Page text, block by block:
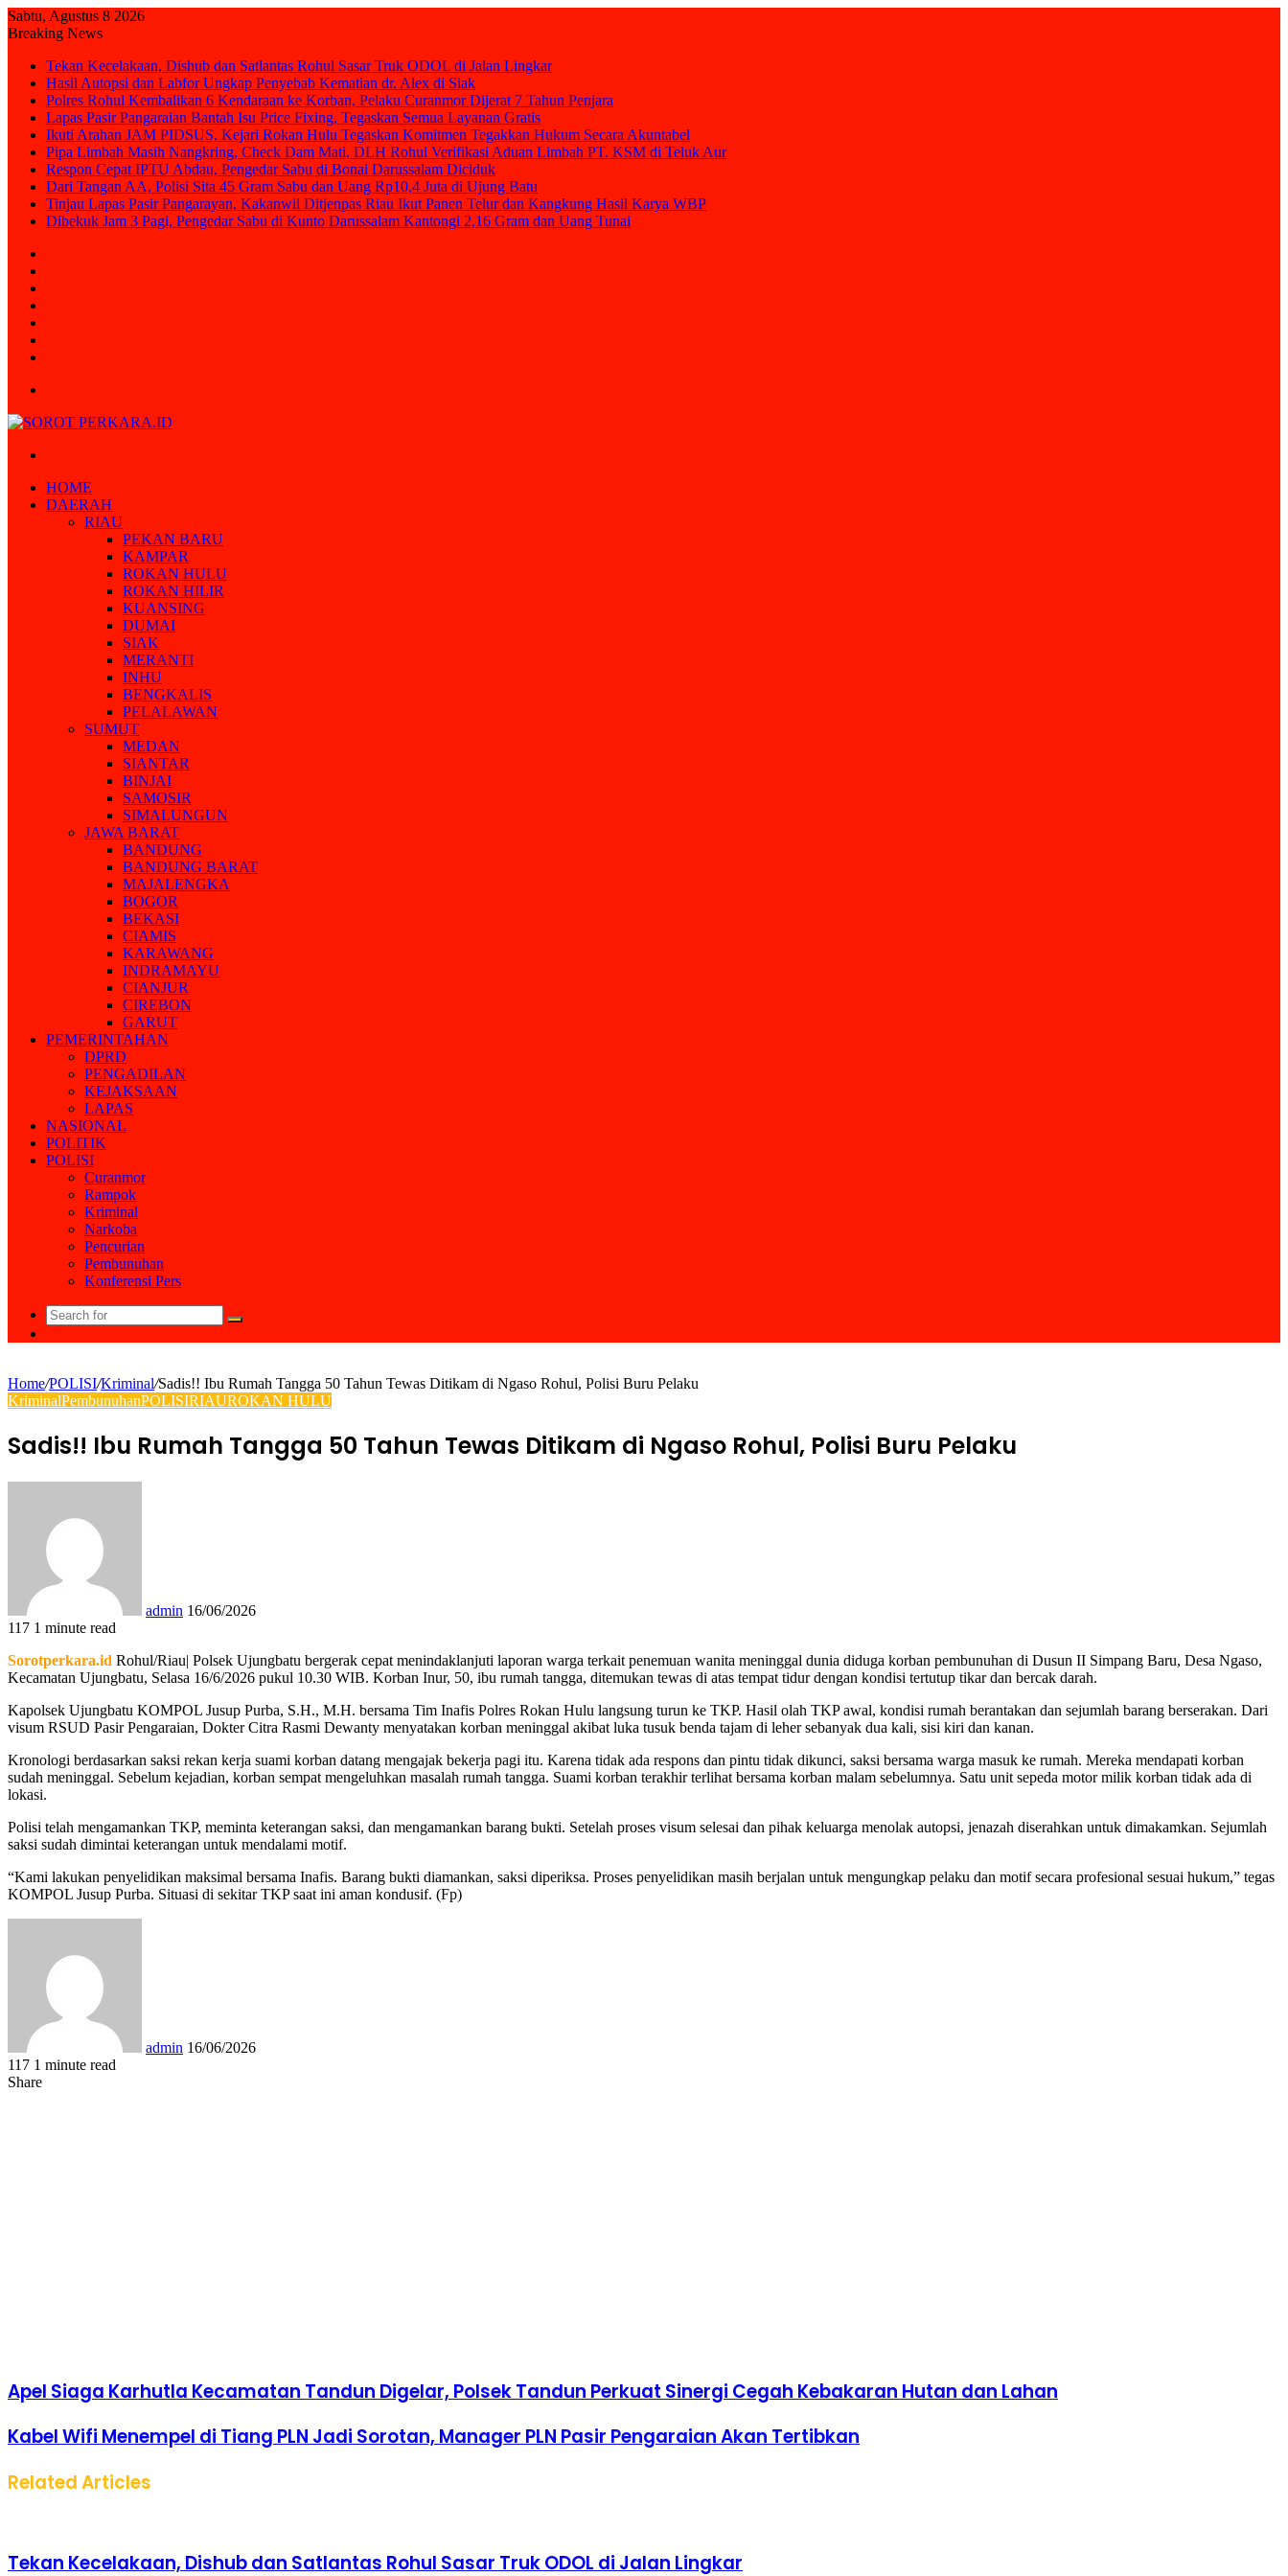
Sabtu, Agustus 8 2026
Breaking News
Tekan Kecelakaan, Dishub dan Satlantas Rohul Sasar Truk ODOL di Jalan Lingkar
Hasil Autopsi dan Labfor Ungkap Penyebab Kematian dr. Alex di Siak
Polres Rohul Kembalikan 6 Kendaraan ke Korban, Pelaku Curanmor Dijerat 7 Tahun Penjara
Lapas Pasir Pangaraian Bantah Isu Price Fixing, Tegaskan Semua Layanan Gratis
Ikuti Arahan JAM PIDSUS, Kejari Rokan Hulu Tegaskan Komitmen Tegakkan Hukum Secara Akuntabel
Pipa Limbah Masih Nangkring, Check Dam Mati, DLH Rohul Verifikasi Aduan Limbah PT. KSM di Teluk Aur
Respon Cepat IPTU Abdau, Pengedar Sabu di Bonai Darussalam Diciduk
Dari Tangan AA, Polisi Sita 45 Gram Sabu dan Uang Rp10,4 Juta di Ujung Batu
Tinjau Lapas Pasir Pangarayan, Kakanwil Ditjenpas Riau Ikut Panen Telur dan Kangkung Hasil Karya WBP
Dibekuk Jam 3 Pagi, Pengedar Sabu di Kunto Darussalam Kantongi 2,16 Gram dan Uang Tunai
HOME
DAERAH
RIAU
PEKAN BARU
KAMPAR
ROKAN HULU
ROKAN HILIR
KUANSING
DUMAI
SIAK
MERANTI
INHU
BENGKALIS
PELALAWAN
SUMUT
MEDAN
SIANTAR
BINJAI
SAMOSIR
SIMALUNGUN
JAWA BARAT
BANDUNG
BANDUNG BARAT
MAJALENGKA
BOGOR
BEKASI
CIAMIS
KARAWANG
INDRAMAYU
CIANJUR
CIREBON
GARUT
PEMERINTAHAN
DPRD
PENGADILAN
KEJAKSAAN
LAPAS
NASIONAL
POLITIK
POLISI
Curanmor
Rampok
Kriminal
Narkoba
Pencurian
Pembunuhan
Konferensi Pers
Search
for
Home/POLISI/Kriminal/Sadis!! Ibu Rumah Tangga 50 Tahun Tewas Ditikam di Ngaso Rohul, Polisi Buru Pelaku
KriminalPembunuhanPOLISIRIAUROKAN HULU
Sadis!! Ibu Rumah Tangga 50 Tahun Tewas Ditikam di Ngaso Rohul, Polisi Buru Pelaku
admin 16/06/2026
117 1 minute read
via
Email
Sorotperkara.id Rohul/Riau| Polsek Ujungbatu bergerak cepat menindaklanjuti laporan warga terkait penemuan wanita meninggal dunia diduga korban pembunuhan di Dusun II Simpang Baru, Desa Ngaso,
Kecamatan Ujungbatu, Selasa 16/6/2026 pukul 10.30 WIB. Korban Inur, 50, ibu rumah tangga, ditemukan tewas di atas tempat tidur dengan kondisi tertutup tikar dan bercak darah.
Kapolsek Ujungbatu KOMPOL Jusup Purba, S.H., M.H. bersama Tim Inafis Polres Rokan Hulu langsung turun ke TKP. Hasil olah TKP awal, kondisi rumah berantakan dan sejumlah barang berserakan. Dari
visum RSUD Pasir Pengaraian, Dokter Citra Rasmi Dewanty menyatakan korban meninggal akibat luka tusuk benda tajam di leher sebanyak dua kali, sisi kiri dan kanan.
Kronologi berdasarkan saksi rekan kerja suami korban datang mengajak bekerja pagi itu. Karena tidak ada respons dan pintu tidak dikunci, saksi bersama warga masuk ke rumah. Mereka mendapati korban
sudah meninggal. Sebelum kejadian, korban sempat mengeluhkan masalah rumah tangga. Suami korban terakhir terlihat bersama korban malam sebelumnya. Satu unit sepeda motor milik korban tidak ada di
lokasi.
Polisi telah mengamankan TKP, meminta keterangan saksi, dan mengamankan barang bukti. Setelah proses visum selesai dan pihak keluarga menolak autopsi, jenazah diserahkan untuk dimakamkan. Sejumlah
saksi sudah dimintai keterangan untuk mendalami motif.
“Kami lakukan penyelidikan maksimal bersama Inafis. Barang bukti diamankan, saksi diperiksa. Proses penyelidikan masih berjalan untuk mengungkap pelaku dan motif secara profesional sesuai hukum,” tegas
KOMPOL Jusup Purba. Situasi di sekitar TKP saat ini aman kondusif. (Fp)
admin 16/06/2026
117 1 minute read
Facebook
Twitter
LinkedIn
Tumblr
Pinterest
Reddit
VKontakte
Odnoklassniki
Pocket
WhatsApp
Share
Print
Share
Apel Siaga Karhutla Kecamatan Tandun Digelar, Polsek Tandun Perkuat Sinergi Cegah Kebakaran Hutan dan Lahan
Kabel Wifi Menempel di Tiang PLN Jadi Sorotan, Manager PLN Pasir Pengaraian Akan Tertibkan
Related Articles
Tekan Kecelakaan, Dishub dan Satlantas Rohul Sasar Truk ODOL di Jalan Lingkar